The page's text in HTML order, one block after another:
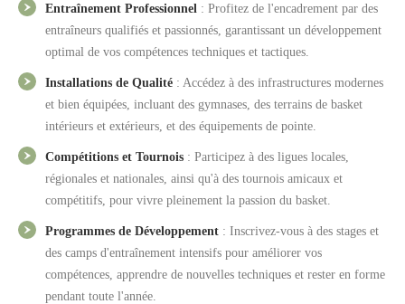
Entraînement Professionnel : Profitez de l'encadrement par des
entraîneurs qualifiés et passionnés, garantissant un développement
optimal de vos compétences techniques et tactiques.
Installations de Qualité : Accédez à des infrastructures modernes
et bien équipées, incluant des gymnases, des terrains de basket
intérieurs et extérieurs, et des équipements de pointe.
Compétitions et Tournois : Participez à des ligues locales,
régionales et nationales, ainsi qu'à des tournois amicaux et
compétitifs, pour vivre pleinement la passion du basket.
Programmes de Développement : Inscrivez-vous à des stages et
des camps d'entraînement intensifs pour améliorer vos
compétences, apprendre de nouvelles techniques et rester en forme
pendant toute l'année.